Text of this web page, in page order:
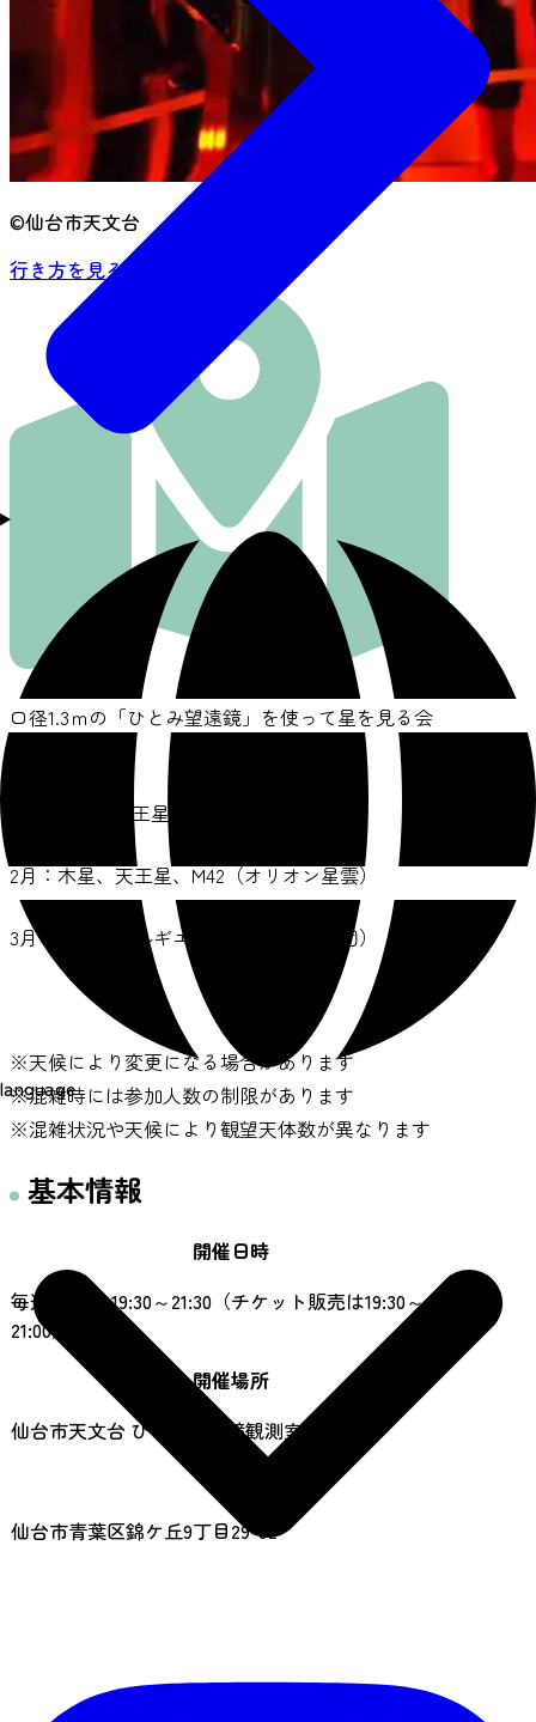
language
©仙台市天文台
行き方を見る
口径1.3ｍの「ひとみ望遠鏡」を使って星を見る会
1月：木星、天王星、M42（オリオン星雲）
2月：木星、天王星、M42（オリオン星雲）
3月：木星、アルギエバ、M35（散開星団）
※天候により変更になる場合があります
※混雑時には参加人数の制限があります
※混雑状況や天候により観望天体数が異なります
基本情報
開催日時
毎週土曜日 19:30～21:30（チケット販売は19:30～
21:00）
開催場所
仙台市天文台 ひとみ望遠鏡観測室
仙台市青葉区錦ケ丘9丁目29-32